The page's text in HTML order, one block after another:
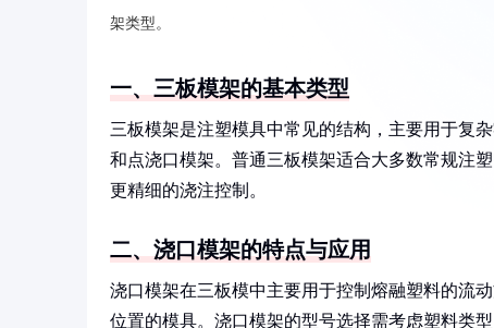
架类型。
一、三板模架的基本类型
三板模架是注塑模具中常见的结构，主要用于复
和点浇口模架。普通三板模架适合大多数常规注
更精细的浇注控制。
二、浇口模架的特点与应用
浇口模架在三板模中主要用于控制熔融塑料的流
位置的模具。浇口模架的型号选择需考虑塑料类